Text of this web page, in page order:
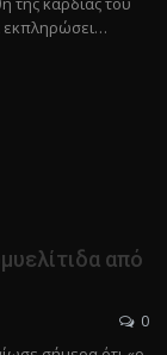
εκπληρώσει…
από
0